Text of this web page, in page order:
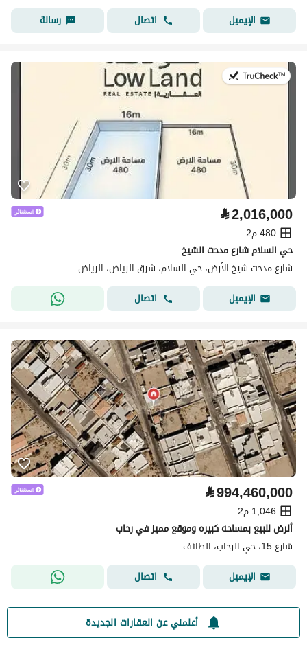
الإيميل
اتصال رسالة
⃁2,016,000
480 م2
حي السلام شارع مدحت الشيخ
شارع مدحت شيخ الأرض، حي السلام، شرق الرياض، الرياض
الإيميل
اتصال
⃁994,460,000
1,046 م2
ألرض للبيع بمساحه كبيره وموقع مميز في رحاب
شارع 15، حي الرحاب، الطائف
الإيميل
اتصال
أعلمني عن العقارات الجديدة